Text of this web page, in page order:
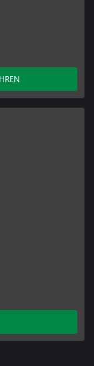
kostenfrei. Einmal
Es gelten die
Two
Logos
Inc. Alle anderen